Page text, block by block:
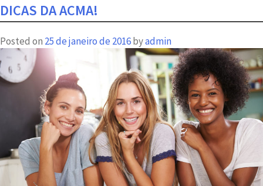
em
ética
urbana?
DICAS DA ACMA!
Posted on 25 de janeiro de 2016byadmin